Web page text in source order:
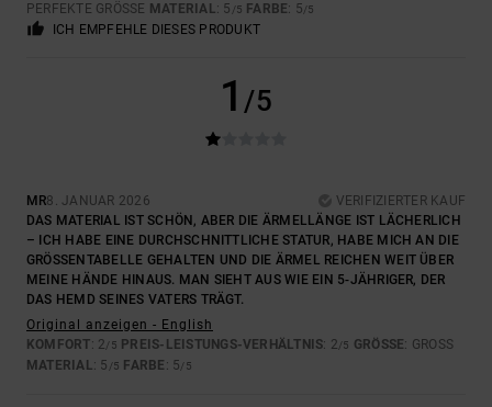
PERFEKTE GRÖSSE MATERIAL: 5 /5 FARBE: 5/5
ICH EMPFEHLE DIESES PRODUKT
1 /5
MR8. JANUAR 2026
VERIFIZIERTER KAUF
DAS MATERIAL IST SCHÖN, ABER DIE ÄRMELLÄNGE IST LÄCHERLICH
– ICH HABE EINE DURCHSCHNITTLICHE STATUR, HABE MICH AN DIE
GRÖSSENTABELLE GEHALTEN UND DIE ÄRMEL REICHEN WEIT ÜBER M
EINE HÄNDE HINAUS. MAN SIEHT AUS WIE EIN 5-JÄHRIGER, DER D
AS HEMD SEINES VATERS TRÄGT.
Original anzeigen - English
KOMFORT: 2/5 PREIS-LEISTUNGS-VERHÄLTNIS: 2/5 GRÖSSE : GROSS
MATERIAL: 5 /5 FARBE : 5/5